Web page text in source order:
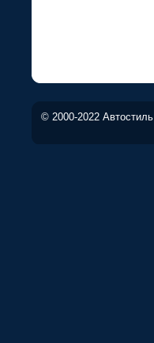
© 2000-2022 Автостиль